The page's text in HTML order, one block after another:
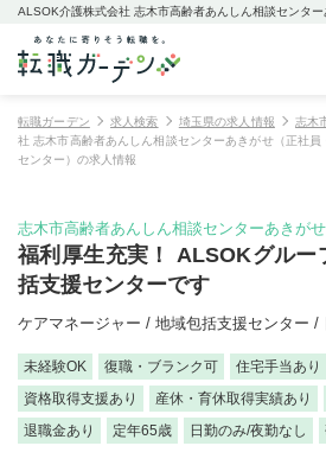
転職ガーデン 求人検索 埼玉県の求人情報 志木
社 志木市高齢者あんしん相談センターあきがせ（正社
センター）の求人情報
志木市高齢者あんしん相談センターあきがせ
福利厚生充実！ ALSOKグルー
括支援センターです
ケアマネージャー / 地域包括支援センター /
未経験OK 復職・ブランク可 住宅手当あり
資格取得支援あり
産休・育休取得実績あり
退職金あり
定年65歳 日勤のみ/夜勤なし